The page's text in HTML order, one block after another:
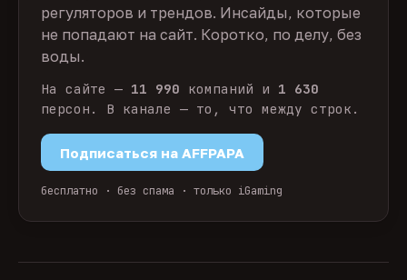
регуляторов и трендов. Инсайды, которые
не попадают на сайт. Коротко, по делу, без
воды.
На сайте — 11 990 компаний и 1 630
персон. В канале — то, что между строк.
Подписаться на AFFPAPA
бесплатно · без спама · только iGaming